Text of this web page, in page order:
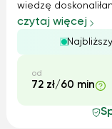
wiedzę
Pracowałam
indywidualnych po
metodę Cal...
czytaj więcej
od
72 zł/60 min